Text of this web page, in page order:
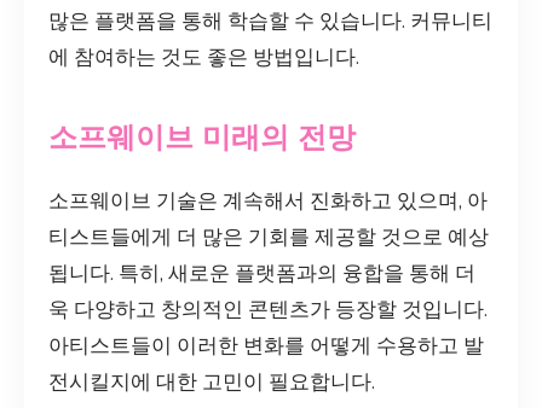
많은 플랫폼을 통해 학습할 수 있습니다. 커뮤니티
에 참여하는 것도 좋은 방법입니다.
소프웨이브 미래의 전망
소프웨이브 기술은 계속해서 진화하고 있으며, 아
티스트들에게 더 많은 기회를 제공할 것으로 예상
됩니다. 특히, 새로운 플랫폼과의 융합을 통해 더
욱 다양하고 창의적인 콘텐츠가 등장할 것입니다.
아티스트들이 이러한 변화를 어떻게 수용하고 발
전시킬지에 대한 고민이 필요합니다.